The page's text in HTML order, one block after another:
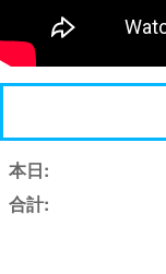
本日:
合計: